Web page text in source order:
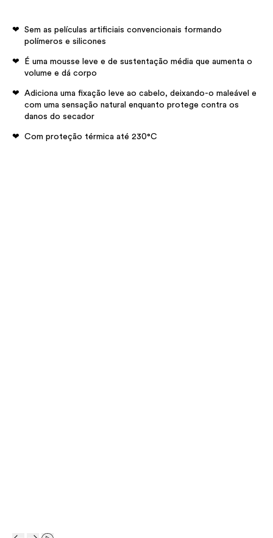
Sem as películas artificiais convencionais formando
polímeros e silicones
É uma mousse leve e de sustentação média que aumenta o
volume e dá corpo
Adiciona uma fixação leve ao cabelo, deixando-o maleável e
com uma sensação natural enquanto protege contra os
danos do secador
Com proteção térmica até 230°C